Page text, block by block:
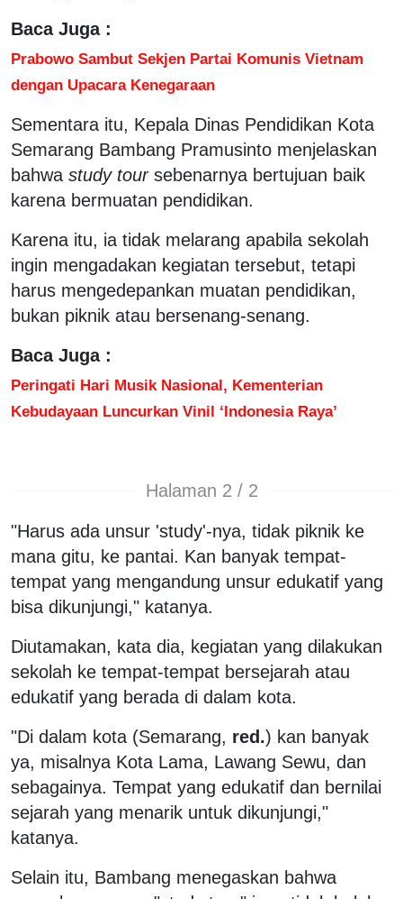
Baca Juga :
Prabowo Sambut Sekjen Partai Komunis Vietnam
dengan Upacara Kenegaraan
Sementara itu, Kepala Dinas Pendidikan Kota
Semarang Bambang Pramusinto menjelaskan
bahwa study toursebenarnya bertujuan baik
karena bermuatan pendidikan.
Karena itu, ia tidak melarang apabila sekolah
ingin mengadakan kegiatan tersebut, tetapi
harus mengedepankan muatan pendidikan,
bukan piknik atau bersenang-senang.
Baca Juga :
Peringati Hari Musik Nasional, Kementerian
Kebudayaan Luncurkan Vinil ‘Indonesia Raya’
Halaman 2 / 2
"Harus ada unsur 'study'-nya, tidak piknik ke
mana gitu, ke pantai. Kan banyak tempat-
tempat yang mengandung unsur edukatif yang
bisa dikunjungi," katanya.
Diutamakan, kata dia, kegiatan yang dilakukan
sekolah ke tempat-tempat bersejarah atau
edukatif yang berada di dalam kota.
"Di dalam kota (Semarang, red.) kan banyak
ya, misalnya Kota Lama, Lawang Sewu, dan
sebagainya. Tempat yang edukatif dan bernilai
sejarah yang menarik untuk dikunjungi,"
katanya.
Selain itu, Bambang menegaskan bahwa